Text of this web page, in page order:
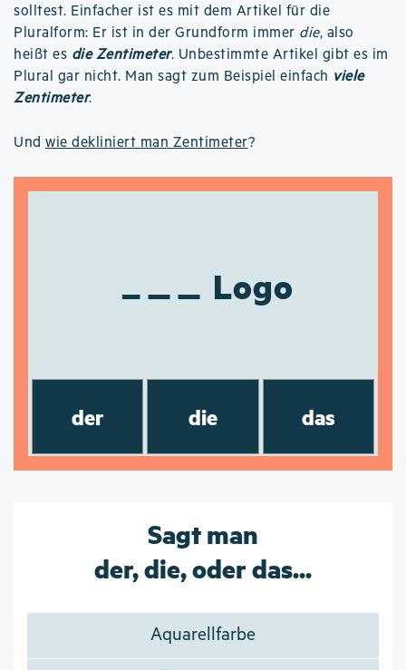
solltest. Einfacher ist es mit dem Artikel für die
Pluralform: Er ist in der Grundform immer die, also
heißt es die Zentimeter. Unbestimmte Artikel gibt es im
Plural gar nicht. Man sagt zum Beispiel einfach viele
Zentimeter.
Und wie dekliniert man Zentimeter?
Logo
der die das
Sagt man
der, die, oder das...
Aquarellfarbe